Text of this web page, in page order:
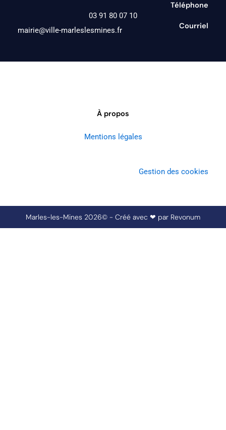
Téléphone
03 91 80 07 10
Courriel
mairie@ville-marleslesmines.fr
À propos
Mentions légales
Gestion des cookies
Marles-les-Mines 2026© - Créé avec ❤ par Revonum